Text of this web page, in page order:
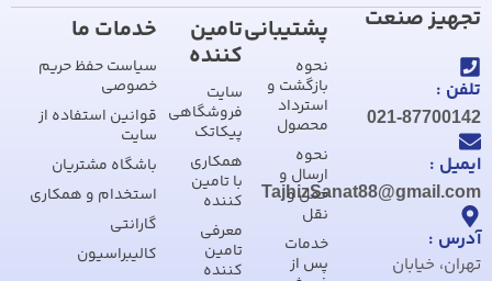
تجهیز صنعت
تلفن :
021-87700142
ایمیل :
TajhizSanat88@gmail.com
آدرس :
تهران، خیابان
پشتیبانی
نحوه
بازگشت و
استرداد
محصول
نحوه
ارسال و
حمل و
نقل
خدمات
پس از
تامین
کننده
سایت
فروشگاهی
پیکاتک
همکاری
با تامین
کننده
معرفی
تامین
کننده
خدمات ما
سیاست حفظ حریم
خصوصی
قوانین استفاده از
سایت
باشگاه مشتریان
استخدام و همکاری
گارانتی
کالیبراسیون